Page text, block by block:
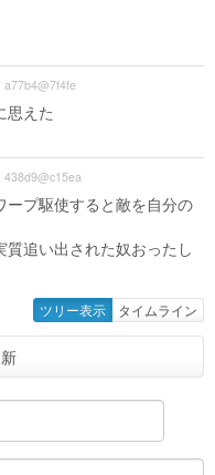
a77b4@7f4fe
思えた
438d9@c15ea
ープ駆使すると敵を自分の
追い出された奴おったし
ツリー表示 タイムライン